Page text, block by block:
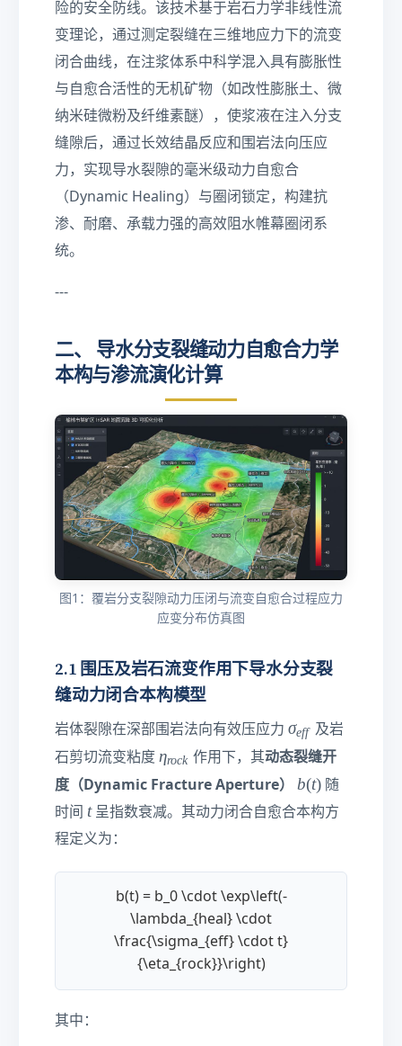
险的安全防线。该技术基于岩石力学非线性流
变理论，通过测定裂缝在三维地应力下的流变
闭合曲线，在注浆体系中科学混入具有膨胀性
与自愈合活性的无机矿物（如改性膨胀土、微
纳米硅微粉及纤维素醚），使浆液在注入分支
缝隙后，通过长效结晶反应和围岩法向压应
力，实现导水裂隙的毫米级动力自愈合
（Dynamic Healing）与圈闭锁定，构建抗
渗、耐磨、承载力强的高效阻水帷幕圈闭系
统。
---
二、 导水分支裂缝动力自愈合力学
本构与渗流演化计算
图1：覆岩分支裂隙动力压闭与流变自愈合过程应力
应变分布仿真图
2.1 围压及岩石流变作用下导水分支裂
缝动力闭合本构模型
岩体裂隙在深部围岩法向有效压应力 σ
_
{
f
σeff 及岩
石剪切流变粘度 η
{
r
k
}
ηrock 作用下，其动态裂缝开
度（Dynamic Fracture Aperture） b
(
b(t) 随
时间 tt呈指数衰减。其动力闭合自愈合本构方
程定义为：
b(t) = b_0 \cdot \exp\left(-
\lambda_{heal} \cdot
\frac{\sigma_{eff} \cdot t}
{\eta_{rock}}\right)
其中：